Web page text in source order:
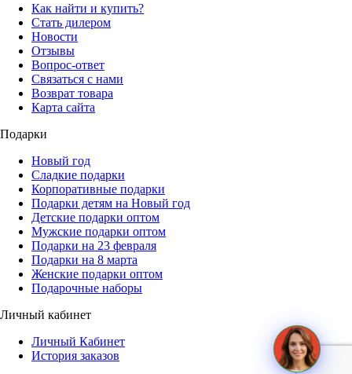
Как найти и купить?
Стать дилером
Новости
Отзывы
Вопрос-ответ
Связаться с нами
Возврат товара
Карта сайта
Подарки
Новый год
Сладкие подарки
Корпоративные подарки
Подарки детям на Новый год
Детские подарки оптом
Мужские подарки оптом
Подарки на 23 февраля
Подарки на 8 марта
Женские подарки оптом
Подарочные наборы
Личный кабинет
Личный Кабинет
История заказов